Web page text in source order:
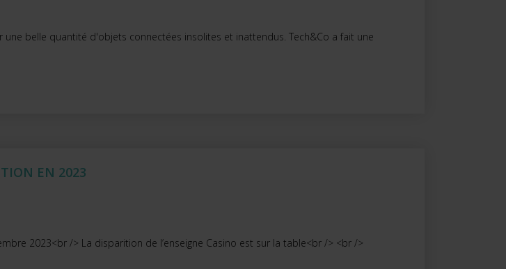
une belle quantité d'objets connectées insolites et inattendus. Tech&Co a fait une
EN 2023
2023<br /> La disparition de l’enseigne Casino est sur la table<br /> <br />